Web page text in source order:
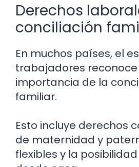
Derechos
conciliación
En muchos países, el
trabajadores reconoce
importancia de la
familiar.
Esto incluye derechos
de maternidad y
flexibles y la